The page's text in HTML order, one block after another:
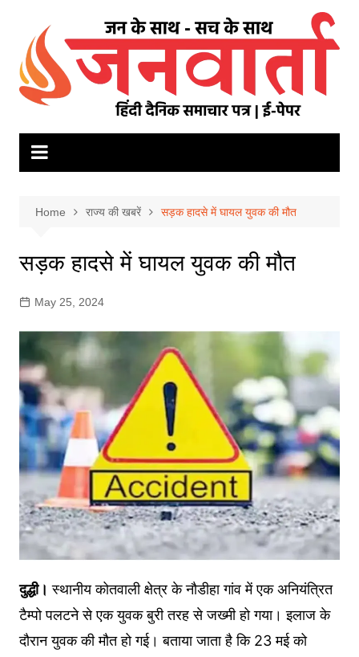
content
Home राज्य की खबरें सड़क हादसे में घायल युवक की मौत
सड़क हादसे में घायल युवक की मौत
May 25, 2024
दुद्धी। स्थानीय कोतवाली क्षेत्र के नौडीहा गांव में एक अनियंत्रित
टैम्पो पलटने से एक युवक बुरी तरह से जख्मी हो गया। इलाज के
दौरान युवक की मौत हो गई। बताया जाता है कि 23 मई को